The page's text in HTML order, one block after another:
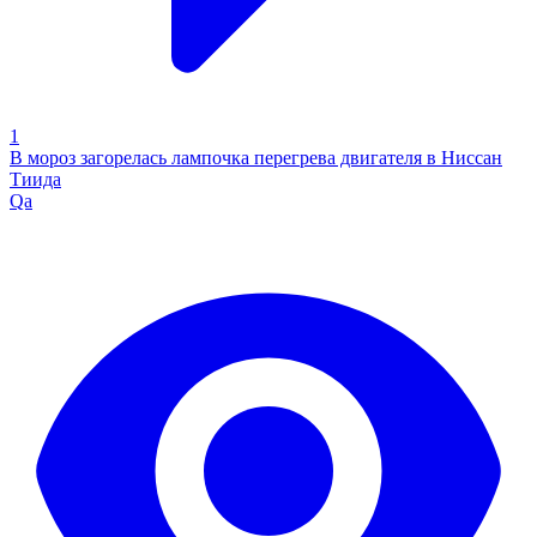
1
В мороз загорелась лампочка перегрева двигателя в Ниссан
Тиида
Qa